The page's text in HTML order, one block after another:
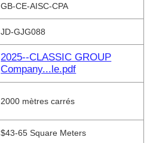
GB-CE-AISC-CPA
JD-GJG088
2025--CLASSIC GROUP
Company...le.pdf
2000 mètres carrés
$43-65 Square Meters